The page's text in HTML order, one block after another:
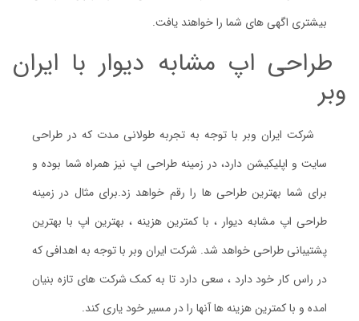
بیشتری اگهی های شما را خواهند یافت.
طراحی اپ مشابه دیوار با ایران
وبر
شرکت ایران وبر با توجه به تجربه طولانی مدت که در طراحی
سایت و اپلیکیشن دارد، در زمینه طراحی اپ نیز همراه شما بوده و
برای شما بهترین طراحی ها را رقم خواهد زد.برای مثال در زمینه
طراحی اپ مشابه دیوار ، با کمترین هزینه ، بهترین اپ با بهترین
پشتیبانی طراحی خواهد شد. شرکت ایران وبر با توجه به اهدافی که
در راس کار خود دارد ، سعی دارد تا به کمک شرکت های تازه بنیان
امده و با کمترین هزینه ها آنها را در مسیر خود یاری کند.